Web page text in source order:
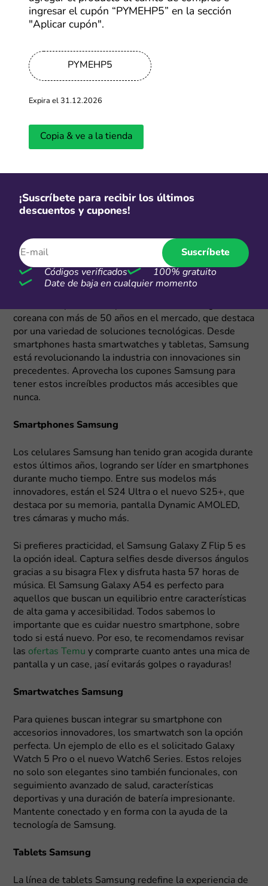
Acerca de Samsung
coreana con más de 50 años en el mercado, que destaca
por una variedad de soluciones tecnológicas. Desde
smartphones hasta smartwatches y tabletas, Samsung
está revolucionando la industria con innovaciones sin
precedentes. Aprovecha los cupones Samsung para
tener estos increíbles productos más accesibles que
nunca.
Smartphones Samsung
Los celulares Samsung han tenido gran acogida durante
estos últimos años, logrando ser líder en smartphones
durante mucho tiempo. Entre sus modelos más
innovadores, están el S24 Ultra o el nuevo S25+, que
destaca por su memoria, pantalla Dynamic AMOLED,
tres cámaras y mucho más.
Si prefieres practicidad, el Samsung Galaxy Z Flip 5 es
la opción ideal. Captura selfies desde diversos ángulos
gracias a su bisagra Flex y disfruta hasta 57 horas de
música. El Samsung Galaxy A54 es perfecto para
aquellos que buscan un equilibrio entre características
de alta gama y accesibilidad. Todos sabemos lo
importante que es cuidar nuestro smartphone, sobre
todo si está nuevo. Por eso, te recomendamos revisar
las ofertas Temu y comprarte cuanto antes una mica de
pantalla y un case, ¡así evitarás golpes o rayaduras!
Smartwatches Samsung
Para quienes buscan integrar su smartphone con
accesorios innovadores, los smartwatch son la opción
perfecta. Un ejemplo de ello es el solicitado Galaxy
Watch 5 Pro o el nuevo Watch6 Series. Estos relojes
no solo son elegantes sino también funcionales, con
seguimiento avanzado de salud, características
deportivas y una duración de batería impresionante.
Mantente conectado y en forma con la ayuda de la
tecnología de Samsung.
Tablets Samsung
La línea de tablets Samsung redefine la experiencia de
ingresar el cupón “PYMEHP5” en la sección
"Aplicar cupón".
PYMEHP5
Expira el 31.12.2026
Copia & ve a la tienda
¡Suscríbete para recibir los últimos
descuentos y cupones!
Suscríbete
Códigos verificados
100% gratuito
Date de baja en cualquier momento